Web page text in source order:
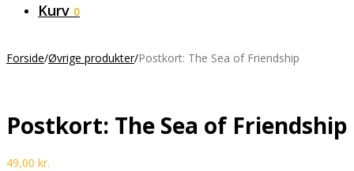
Kurv 0
Forside/Øvrige produkter/Postkort: The Sea of Friendship
Postkort: The Sea of Friendship
49,00 kr.